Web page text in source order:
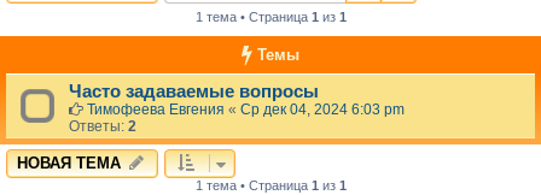
1 тема • Страница 1из 1
Темы
Часто задаваемые вопросы
Тимофеева Евгения « Ср дек 04, 2024 6:03 pm
Ответы: 2
НОВАЯ ТЕМА
1 тема • Страница 1 из 1